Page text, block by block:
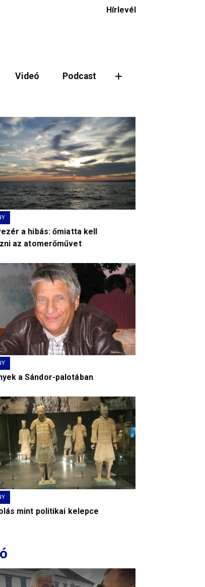
Hírlevél
Videó Podcast
a hibás: őmiatta kell
az atomerőművet
a Sándor-palotában
mint politikai kelepce